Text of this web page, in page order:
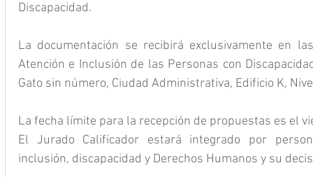
Discapacidad.
La documentación se recibirá exclusivamente en
Atención e Inclusión de las Personas con
Gato sin número, Ciudad Administrativa, Edificio K,
La fecha límite para la recepción de propuestas es el
El Jurado Calificador estará integrado por
inclusión, discapacidad y Derechos Humanos y su